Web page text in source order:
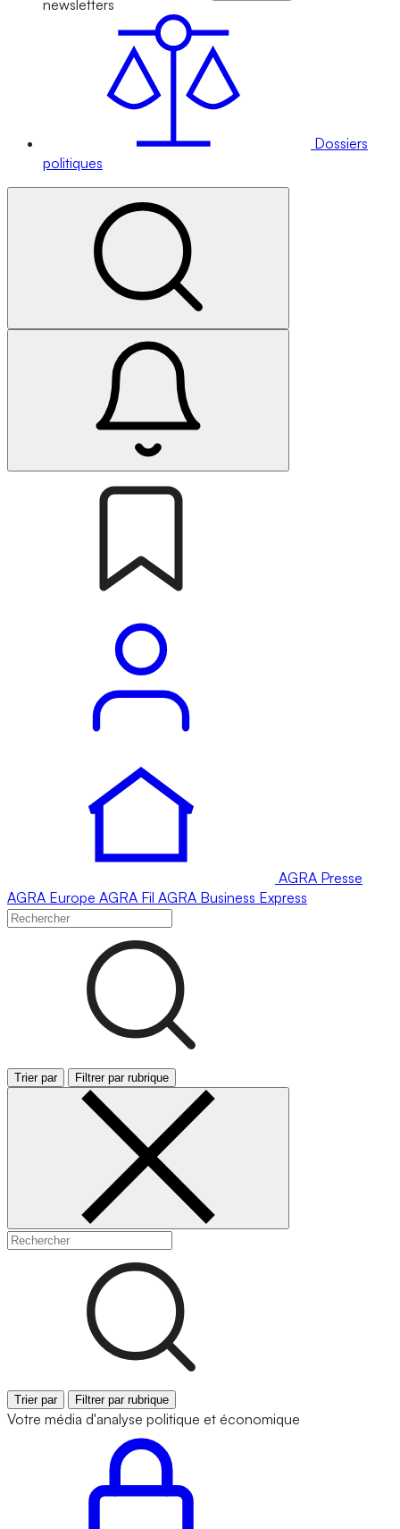
newsletters
Dossiers
politiques
AGRA Presse
AGRA Europe AGRA Fil AGRA Business Express
Trier par Filtrer par rubrique
Trier par Filtrer par rubrique
Votre média d'analyse politique et économique